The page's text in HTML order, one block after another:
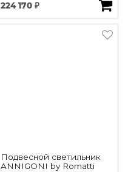
224 170 ₽
Подвесной светильник
ANNIGONI by Romatti